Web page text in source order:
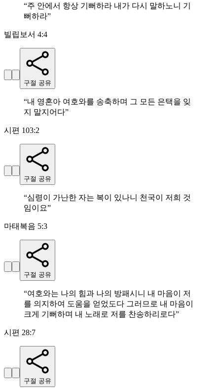
“주 안에서 항상 기뻐하라 내가 다시 말하노니 기
뻐하라”
빌립보서 4:4
구절 공유
“내 영혼아 여호와를 송축하며 그 모든 은택을 잊
지 말지어다”
시편 103:2
구절 공유
“심령이 가난한 자는 복이 있나니 천국이 저희 것
임이요”
마태복음 5:3
구절 공유
“여호와는 나의 힘과 나의 방패시니 내 마음이 저
를 의지하여 도움을 얻었도다 그러므로 내 마음이
크게 기뻐하며 내 노래로 저를 찬송하리로다”
시편 28:7
구절 공유